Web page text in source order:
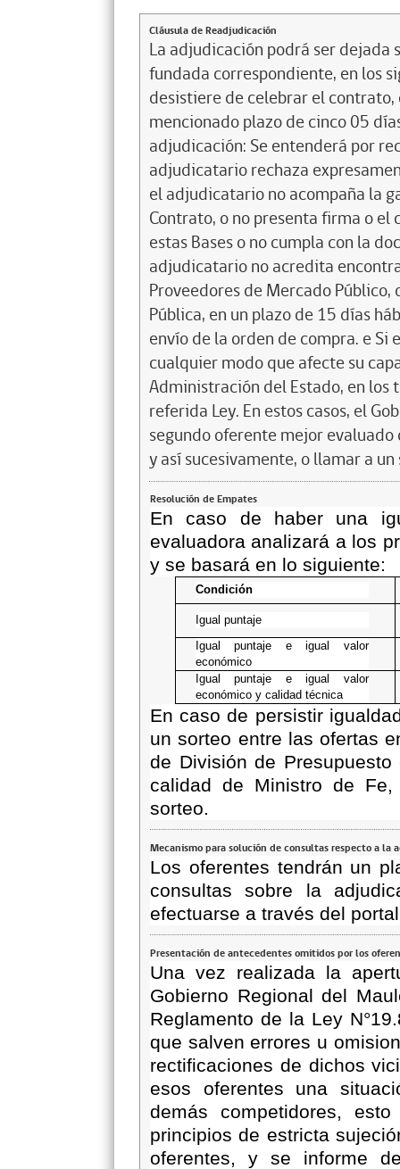
Cláusula de Readjudicación
La adjudicación podrá ser
fundada correspondiente, en los
desistiere de celebrar el
mencionado plazo de cinco 05
adjudicación: Se entenderá por
adjudicatario rechaza
el adjudicatario no acompaña la
Contrato, o no presenta firma o
estas Bases o no cumpla con la
adjudicatario no acredita
Proveedores de Mercado
Pública, en un plazo de 15 días
envío de la orden de compra. e
cualquier modo que afecte su
Administración del Estado, en
referida Ley. En estos casos, el
segundo oferente mejor
y así sucesivamente, o llamar a
Resolución de Empates
En caso de haber una
evaluadora analizará a los
y se basará en lo siguiente:
Condición
Igual puntaje
Igual puntaje e igual valor
económico
Igual puntaje e igual valor
económico y calidad técnica
En caso de persistir
un sorteo entre las ofertas
de División de
calidad de Ministro de
sorteo.
Mecanismo para solución de consultas respecto a la
Los oferentes tendrán un
consultas sobre la
efectuarse a través del
Presentación de antecedentes omitidos por los
Una vez realizada la
Gobierno Regional del
Reglamento de la Ley
que salven errores u
rectificaciones de dichos
esos oferentes una
demás competidores,
principios de estricta
oferentes, y se informe